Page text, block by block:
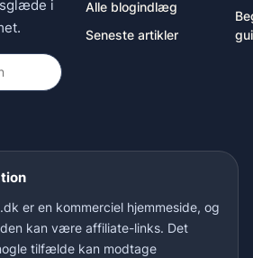
i
Alle blogindlæg
Seneste artikler
er en kommerciel hjemmeside, og
kan være affiliate-links. Det
tilfælde kan modtage